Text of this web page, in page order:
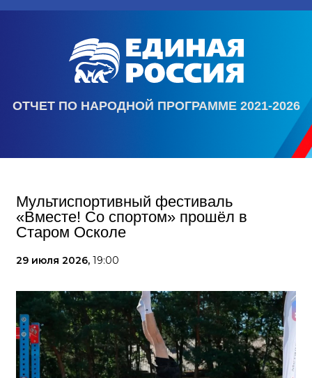
ОТЧЕТ ПО НАРОДНОЙ ПРОГРАММЕ 2021-2026
Мультиспортивный фестиваль
«Вместе! Со спортом» прошёл в
Старом Осколе
29 июля 2026, 19:00